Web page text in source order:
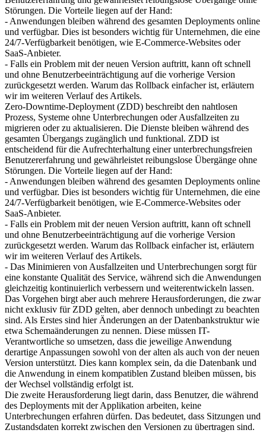
Störungen. Die Vorteile liegen auf der Hand:
- Anwendungen bleiben während des gesamten Deployments online
und verfügbar. Dies ist besonders wichtig für Unternehmen, die eine
24/7-Verfügbarkeit benötigen, wie E-Commerce-Websites oder
SaaS-Anbieter.
- Falls ein Problem mit der neuen Version auftritt, kann oft schnell
und ohne Benutzerbeeinträchtigung auf die vorherige Version
zurückgesetzt werden. Warum das Rollback einfacher ist, erläutern
wir im weiteren Verlauf des Artikels.
Zero-Downtime-Deployment (ZDD) beschreibt den nahtlosen
Prozess, Systeme ohne Unterbrechungen oder Ausfallzeiten zu
migrieren oder zu aktualisieren. Die Dienste bleiben während des
gesamten Übergangs zugänglich und funktional. ZDD ist
entscheidend für die Aufrechterhaltung einer unterbrechungsfreien
Benutzererfahrung und gewährleistet reibungslose Übergänge ohne
Störungen. Die Vorteile liegen auf der Hand:
- Anwendungen bleiben während des gesamten Deployments online
und verfügbar. Dies ist besonders wichtig für Unternehmen, die eine
24/7-Verfügbarkeit benötigen, wie E-Commerce-Websites oder
SaaS-Anbieter.
- Falls ein Problem mit der neuen Version auftritt, kann oft schnell
und ohne Benutzerbeeinträchtigung auf die vorherige Version
zurückgesetzt werden. Warum das Rollback einfacher ist, erläutern
wir im weiteren Verlauf des Artikels.
- Das Minimieren von Ausfallzeiten und Unterbrechungen sorgt für
eine konstante Qualität des Service, während sich die Anwendungen
gleichzeitig kontinuierlich verbessern und weiterentwickeln lassen.
Das Vorgehen birgt aber auch mehrere Herausforderungen, die zwar
nicht exklusiv für ZDD gelten, aber dennoch unbedingt zu beachten
sind. Als Erstes sind hier Änderungen an der Datenbankstruktur wie
etwa Schemaänderungen zu nennen. Diese müssen IT-
Verantwortliche so umsetzen, dass die jeweilige Anwendung
derartige Anpassungen sowohl von der alten als auch von der neuen
Version unterstützt. Dies kann komplex sein, da die Datenbank und
die Anwendung in einem kompatiblen Zustand bleiben müssen, bis
der Wechsel vollständig erfolgt ist.
Die zweite Herausforderung liegt darin, dass Benutzer, die während
des Deployments mit der Applikation arbeiten, keine
Unterbrechungen erfahren dürfen. Das bedeutet, dass Sitzungen und
Zustandsdaten korrekt zwischen den Versionen zu übertragen sind.